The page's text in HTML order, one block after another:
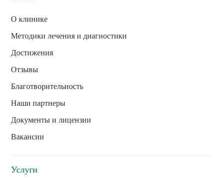
О клинике
Методики лечения и диагностики
Достижения
Отзывы
Благотворительность
Наши партнеры
Документы и лицензии
Вакансии
Услуги